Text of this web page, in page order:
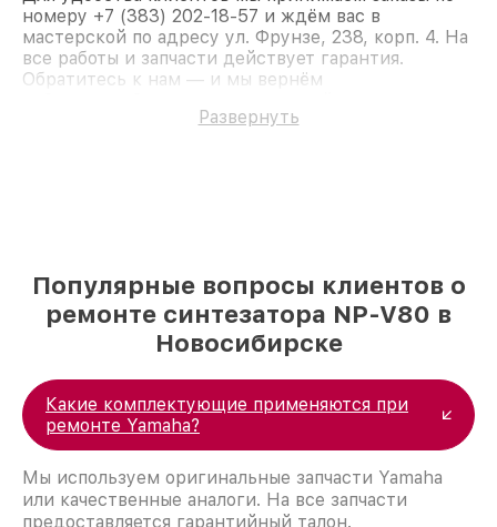
номеру +7 (383) 202-18-57 и ждём вас в
мастерской по адресу ул. Фрунзе, 238, корп. 4. На
все работы и запчасти действует гарантия.
Обратитесь к нам — и мы вернём
Развернуть
Популярные вопросы клиентов о
ремонте синтезатора NP-V80 в
Новосибирске
Какие комплектующие применяются при
ремонте Yamaha?
Мы используем оригинальные запчасти Yamaha
или качественные аналоги. На все запчасти
предоставляется гарантийный талон.